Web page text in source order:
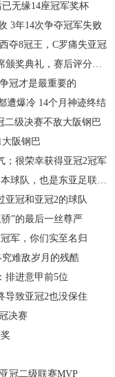
无缘14座冠军奖杯
3年14次争夺冠军失败
夺8冠王，C罗痛失亚冠
典礼，赛后评分出炉
冠才是最重要的
遭爆冷 14个月神迹终结
二级决赛不敌大阪钢巴
阪钢巴
；很荣幸获得亚冠2冠军
队，也是东亚足联首队
亚冠和亚冠2的球队
”的最后一丝尊严
军，你们实至名归
难敌岁月的残酷
排进意甲前5位
导致亚冠2也没保住
决赛
冠二级联赛MVP